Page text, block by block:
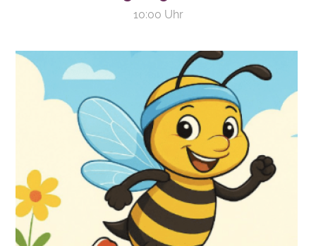
10:00 Uhr